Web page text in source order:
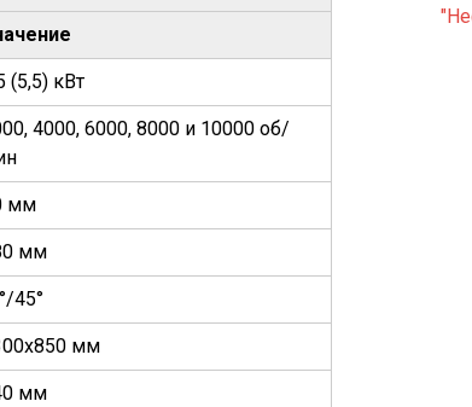
(5,5) кВт
4000, 6000, 8000 и 10000 об/
мм
мм
45°
мм
мм